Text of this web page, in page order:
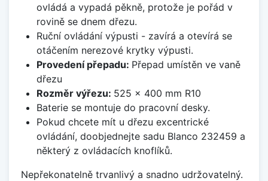
ovládá a vypadá pěkně, protože je pořád v
rovině se dnem dřezu.
Ruční ovládání výpusti - zavírá a otevírá se
otáčením nerezové krytky výpusti.
Provedení přepadu: Přepad umístěn ve vaně
dřezu
Rozměr výřezu: 525 x 400 mm R10
Baterie se montuje do pracovní desky.
Pokud chcete mít u dřezu excentrické
ovládání, doobjednejte sadu Blanco 232459 a
některý z ovládacích knoflíků.
Nepřekonatelně trvanlivý a snadno udržovatelný.